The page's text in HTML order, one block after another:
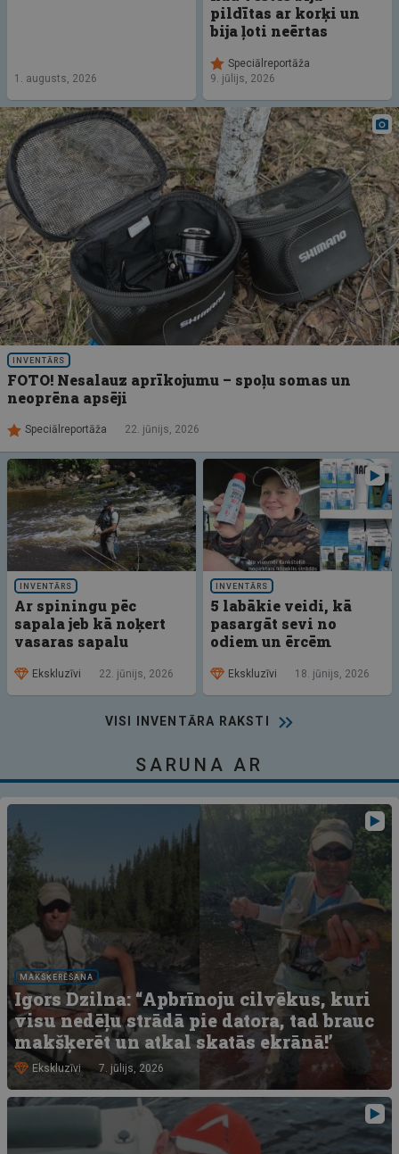
1. augusts, 2026
pildītas ar korķi un
bija ļoti neērtas
Speciālreportāža
9. jūlijs, 2026
INVENTĀRS
FOTO! Nesalauz aprīkojumu – spoļu somas un
neoprēna apsēji
Speciālreportāža 22. jūnijs, 2026
INVENTĀRS
Ar spiningu pēc
sapala jeb kā noķert
vasaras sapalu
Ekskluzīvi 22. jūnijs, 2026
INVENTĀRS
5 labākie veidi, kā
pasargāt sevi no
odiem un ērcēm
Ekskluzīvi 18. jūnijs, 2026
VISI INVENTĀRA RAKSTI
SARUNA AR
MAKŠĶERĒŠANA
Igors Dzilna: “Apbrīnoju cilvēkus, kuri
visu nedēļu strādā pie datora, tad brauc
makšķerēt un atkal skatās ekrānā!’
Ekskluzīvi 7. jūlijs, 2026